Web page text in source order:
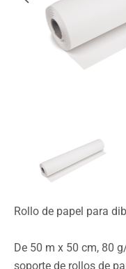
Rollo de papel para
De 50 m x 50 cm, 80
soporte de rollos de